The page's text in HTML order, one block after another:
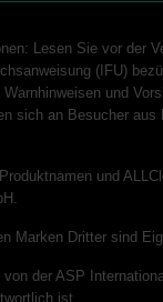
Lesen Sie vor der
(IFU)
und
sich an Besucher aus
und
Marken Dritter sind
der ASP
ist.